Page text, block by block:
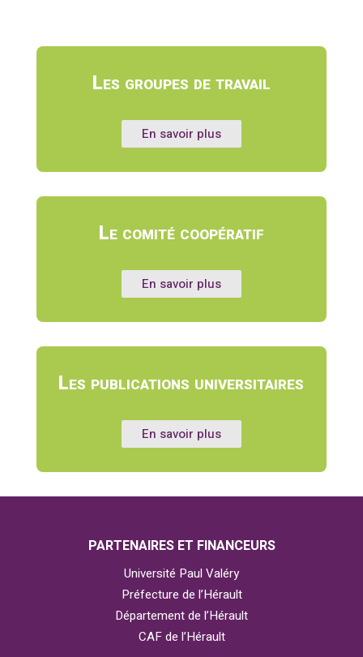
Les groupes de travail
En savoir plus
Le comité coopératif
En savoir plus
Les publications universitaires
En savoir plus
PARTENAIRES ET FINANCEURS
Université Paul Valéry
Préfecture de l’Hérault
Département de l’Hérault
CAF de l’Hérault